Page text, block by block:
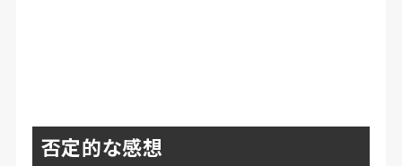
否定的な感想